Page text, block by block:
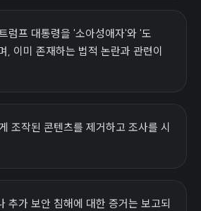
럼프 대통령을 '소아성애자'와 '도
, 이미 존재하는 법적 논란과 관련이
조작된 콘텐츠를 제거하고 조사를 시
추가 보안 침해에 대한 증거는 보고되